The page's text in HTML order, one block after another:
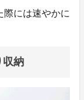
には速やかに
収納